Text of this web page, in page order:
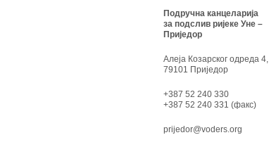
Подручна канцеларија
за подслив ријеке Уне –
Приједор
Алеја Козарског одреда 4,
79101 Приједор
+387 52 240 330
+387 52 240 331 (факс)
prijedor@voders.org